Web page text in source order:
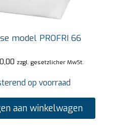
model PROFRI 66
zzgl. gesetzlicher MwSt.
op voorraad
aan winkelwagen